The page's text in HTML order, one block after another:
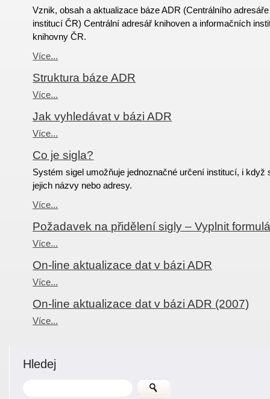
Vznik, obsah a aktualizace báze ADR (Centrálního
institucí ČR) Centrální adresář knihoven a informačních
knihovny ČR.
Více...
Struktura báze ADR
Více...
Jak vyhledávat v bázi ADR
Více...
Co je sigla?
Systém sigel umožňuje jednoznačné určení institucí, i když
jejich názvy nebo adresy.
Více...
Požadavek na přidělení sigly – Vyplnit
Více...
On-line aktualizace dat v bázi ADR
Více...
On-line aktualizace dat v bázi ADR (2007)
Více...
Hledej